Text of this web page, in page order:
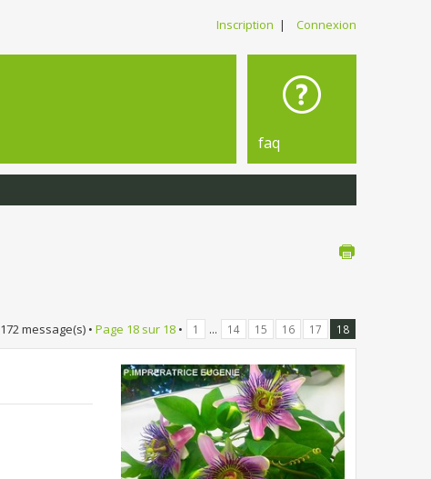
Inscription | Connexion
faq
172 message(s) • Page 18 sur 18 • 1 ... 14 15 16 17 18